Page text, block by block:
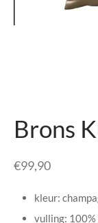
Brons
€99,90
kleur:
vulling: 100%